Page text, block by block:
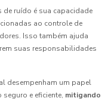
de ruído é sua capacidade
ao controle de
Isso também ajuda
suas responsabilidades
desempenham um papel
e eficiente, mitigando